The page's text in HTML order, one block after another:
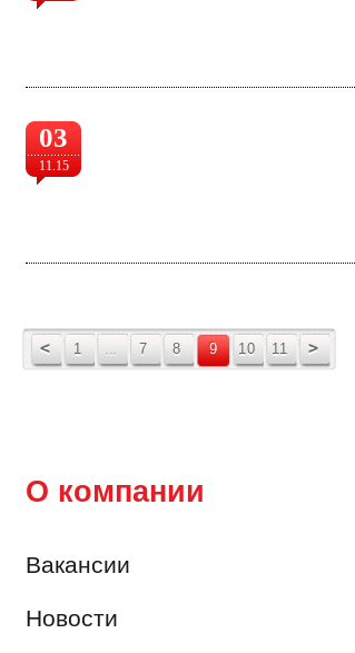
03
11.15
< 1 ... 7 8 9 10 11 >
О компании
Вакансии
Новости